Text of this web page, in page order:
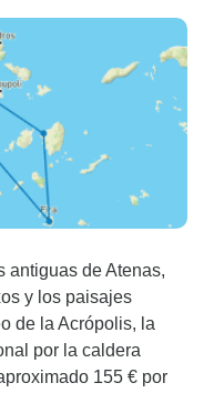
antiguas de Atenas,
y los paisajes
de la Acrópolis, la
por la caldera
155 € por